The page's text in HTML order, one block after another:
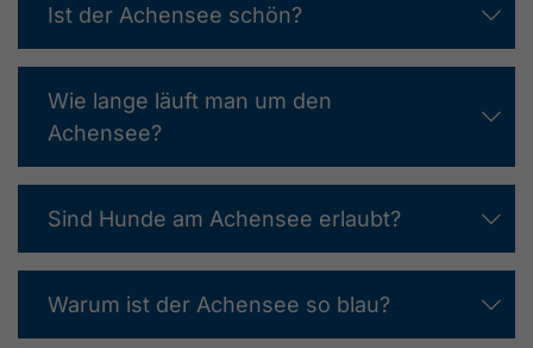
Ist der Achensee schön?
Wie lange läuft man um den
Achensee?
Sind Hunde am Achensee erlaubt?
Warum ist der Achensee so blau?